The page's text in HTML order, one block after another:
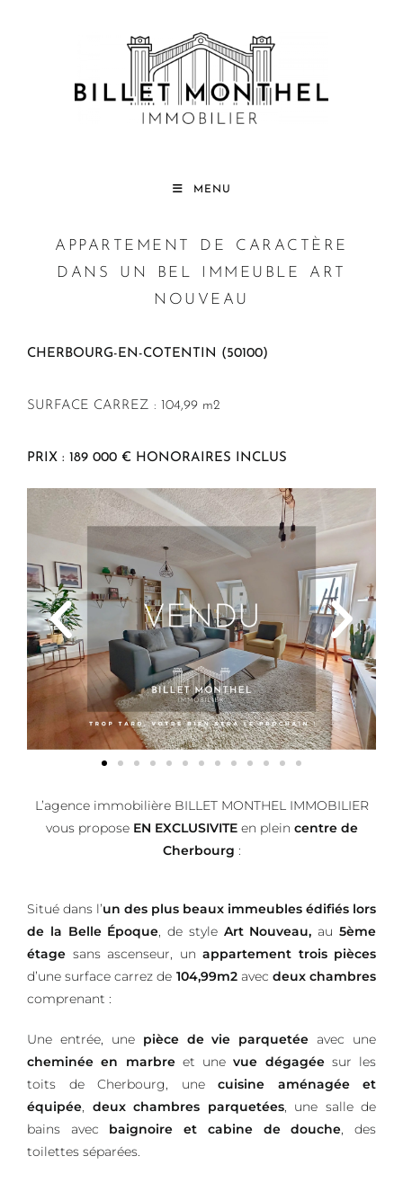
MENU
APPARTEMENT DE CARACTÈRE
DANS UN BEL IMMEUBLE ART
NOUVEAU
CHERBOURG-EN-COTENTIN (50100)
SURFACE CARREZ : 104,99 m2
PRIX : 189 000 € HONORAIRES INCLUS
L’agence immobilière BILLET MONTHEL IMMOBILIER
vous propose EN EXCLUSIVITEen plein centre de
Cherbourg :
Situé dans l’un des plus beaux immeubles édifiés lors
de la Belle Époque, de style Art Nouveau, au5ème
étage sans ascenseur, un appartement trois pièces
d’une surface carrez de 104,99m2avec deux chambres
comprenant :
Une entrée, une pièce de vie parquetée avec une
cheminée en marbreet unevue dégagéesur les
toits de Cherbourg, une cuisine aménagée et
équipée, deux chambres parquetées, une salle de
bains avec baignoire et cabine de douche, des
toilettes séparées.